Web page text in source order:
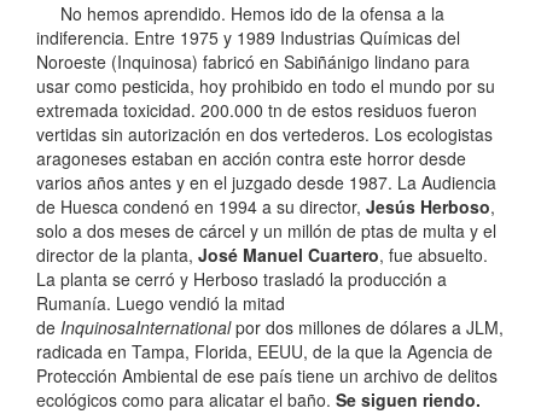
No hemos aprendido. Hemos ido de la ofensa a la
indiferencia. Entre 1975 y 1989 Industrias Químicas del
Noroeste (Inquinosa) fabricó en Sabiñánigo lindano para
usar como pesticida, hoy prohibido en todo el mundo por su
extremada toxicidad. 200.000 tn de estos residuos fueron
vertidas sin autorización en dos vertederos. Los ecologistas
aragoneses estaban en acción contra este horror desde
varios años antes y en el juzgado desde 1987. La Audiencia
de Huesca condenó en 1994 a su director, Jesús Herboso,
solo a dos meses de cárcel y un millón de ptas de multa y el
director de la planta, José Manuel Cuartero, fue absuelto.
La planta se cerró y Herboso trasladó la producción a
Rumanía. Luego vendió la mitad
de InquinosaInternationalpor dos millones de dólares a JLM,
radicada en Tampa, Florida, EEUU, de la que la Agencia de
Protección Ambiental de ese país tiene un archivo de delitos
ecológicos como para alicatar el baño. Se siguen riendo.